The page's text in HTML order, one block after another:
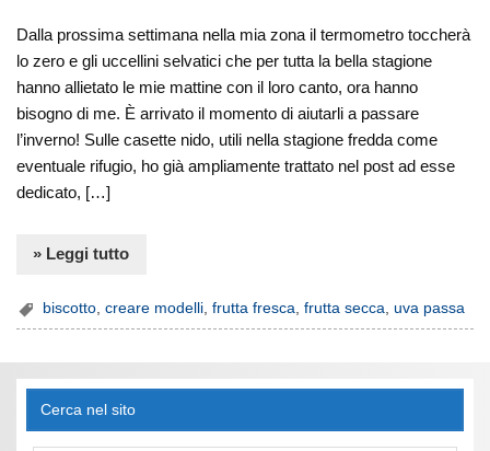
Dalla prossima settimana nella mia zona il termometro toccherà
lo zero e gli uccellini selvatici che per tutta la bella stagione
hanno allietato le mie mattine con il loro canto, ora hanno
bisogno di me. È arrivato il momento di aiutarli a passare
l’inverno! Sulle casette nido, utili nella stagione fredda come
eventuale rifugio, ho già ampliamente trattato nel post ad esse
dedicato, […]
» Leggi tutto
biscotto ,creare modelli ,frutta fresca ,frutta secca ,uva passa
Cerca nel sito